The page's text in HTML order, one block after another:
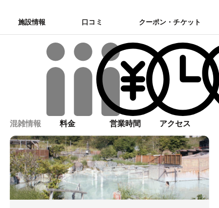
施設情報 口コミ クーポン・チケット
混雑情報 料金 営業時間 アクセス